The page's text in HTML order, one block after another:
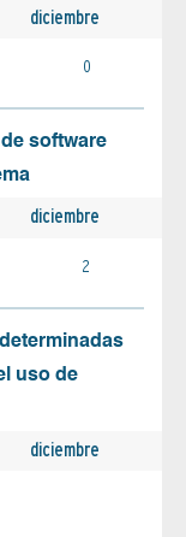
diciembre
0
software
diciembre
2
uso de
diciembre